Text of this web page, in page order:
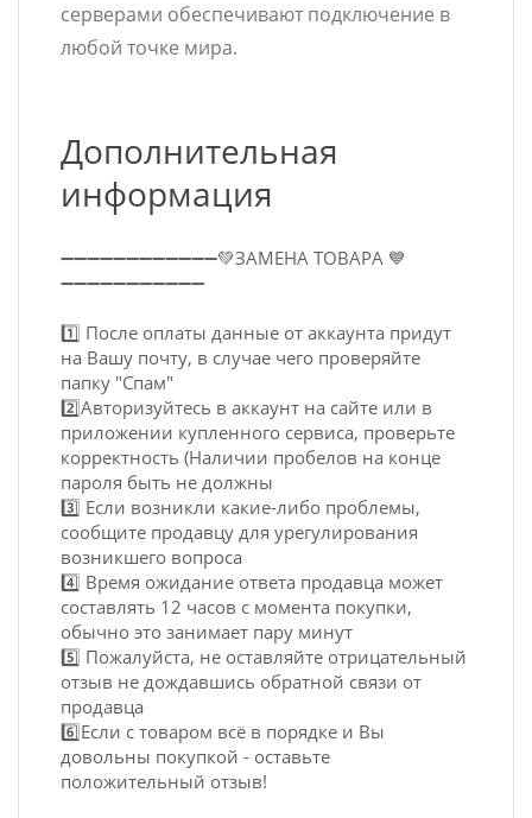
серверами обеспечивают подключение в
любой точке мира.
Дополнительная
информация
➖➖➖➖➖➖➖➖➖➖➖➖💚ЗАМЕНА ТОВАРА 💙
➖➖➖➖➖➖➖➖➖➖➖
1️⃣ После оплаты данные от аккаунта придут
на Вашу почту, в случае чего проверяйте
папку "Спам"
2️⃣Авторизуйтесь в аккаунт на сайте или в
приложении купленного сервиса, проверьте
корректность (Наличии пробелов на конце
пароля быть не должны
3️⃣ Если возникли какие-либо проблемы,
сообщите продавцу для урегулирования
возникшего вопроса
4️⃣ Время ожидание ответа продавца может
составлять 12 часов с момента покупки,
обычно это занимает пару минут
5️⃣ Пожалуйста, не оставляйте отрицательный
отзыв не дождавшись обратной связи от
продавца
6️⃣Если с товаром всё в порядке и Вы
довольны покупкой - оставьте
положительный отзыв!